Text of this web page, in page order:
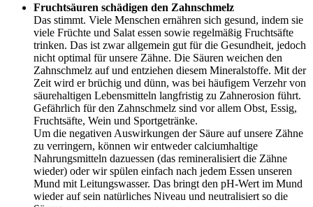
Fruchtsäuren schädigen den Zahnschmelz
Das stimmt. Viele Menschen ernähren sich gesund, indem sie
viele Früchte und Salat essen sowie regelmäßig Fruchtsäfte
trinken. Das ist zwar allgemein gut für die Gesundheit, jedoch
nicht optimal für unsere Zähne. Die Säuren weichen den
Zahnschmelz auf und entziehen diesem Mineralstoffe. Mit der
Zeit wird er brüchig und dünn, was bei häufigem Verzehr von
säurehaltigen Lebensmitteln langfristig zu Zahnerosion führt.
Gefährlich für den Zahnschmelz sind vor allem Obst, Essig,
Fruchtsäfte, Wein und Sportgetränke.
Um die negativen Auswirkungen der Säure auf unsere Zähne
zu verringern, können wir entweder calciumhaltige
Nahrungsmitteln dazuessen (das remineralisiert die Zähne
wieder) oder wir spülen einfach nach jedem Essen unseren
Mund mit Leitungswasser. Das bringt den pH-Wert im Mund
wieder auf sein natürliches Niveau und neutralisiert so die